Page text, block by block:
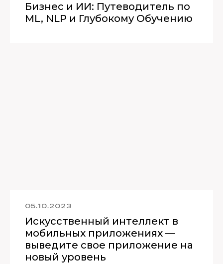
Бизнес и ИИ: Путеводитель по
ML, NLP и Глубокому Обучению
05.10.2023
Искусственный интеллект в
мобильных приложениях —
выведите свое приложение на
новый уровень